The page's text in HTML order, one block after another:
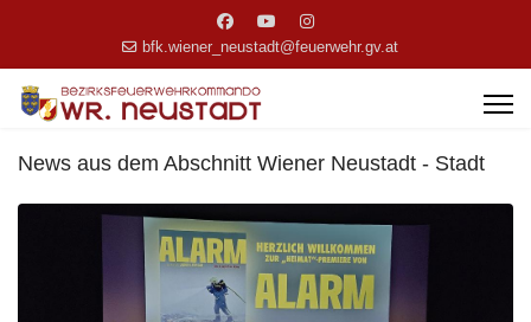
bfk.wiener_neustadt@feuerwehr.gv.at
News aus dem Abschnitt Wiener Neustadt - Stadt